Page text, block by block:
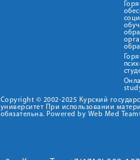
Copyright © 2002-2025 Курский
университет При использовании
обязательна. Powered by Web Med